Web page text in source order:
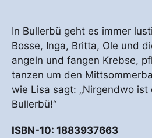
In Bullerbü geht es immer
Bosse, Inga, Britta, Ole und
angeln und fangen Krebse,
tanzen um den
wie Lisa sagt: „Nirgendwo ist
Bullerbü!“
ISBN-10: 1883937663